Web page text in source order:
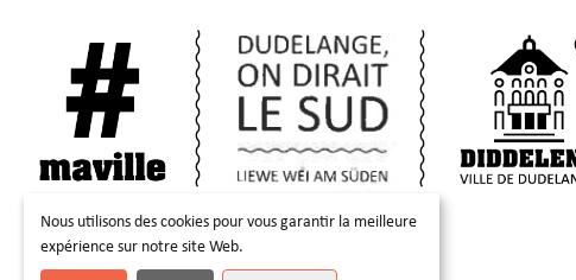
Nous utilisons des cookies pour vous garantir la meilleure
expérience sur notre site Web.